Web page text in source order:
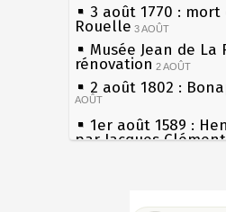
3 août 1770 :
Rouelle 3 AOÛT
Musée Jean de
rénovation 2 AOÛT
2 août 1802 :
AOÛT
1er août 1589 :
par Jacques
les siècles